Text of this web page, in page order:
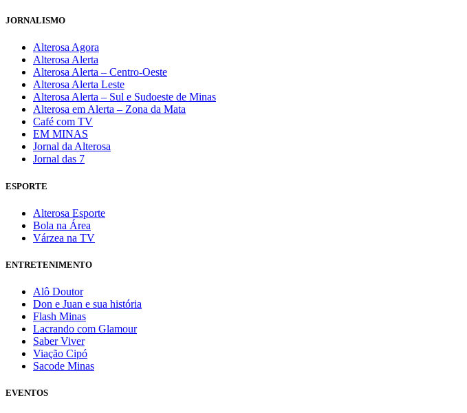
JORNALISMO
Alterosa Agora
Alterosa Alerta
Alterosa Alerta – Centro-Oeste
Alterosa Alerta Leste
Alterosa Alerta – Sul e Sudoeste de Minas
Alterosa em Alerta – Zona da Mata
Café com TV
EM MINAS
Jornal da Alterosa
Jornal das 7
ESPORTE
Alterosa Esporte
Bola na Área
Várzea na TV
ENTRETENIMENTO
Alô Doutor
Don e Juan e sua história
Flash Minas
Lacrando com Glamour
Saber Viver
Viação Cipó
Sacode Minas
EVENTOS